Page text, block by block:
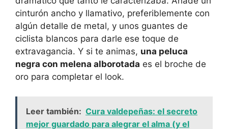
cinturón ancho y llamativo, preferiblemente con
algún detalle de metal, y unos guantes de
ciclista blancos para darle ese toque de
extravagancia. Y si te animas, una peluca
negra con melena alborotada es el broche de
oro para completar el look.
Leer también: Cura valdepeñas: el secreto
mejor guardado para alegrar el alma (y el